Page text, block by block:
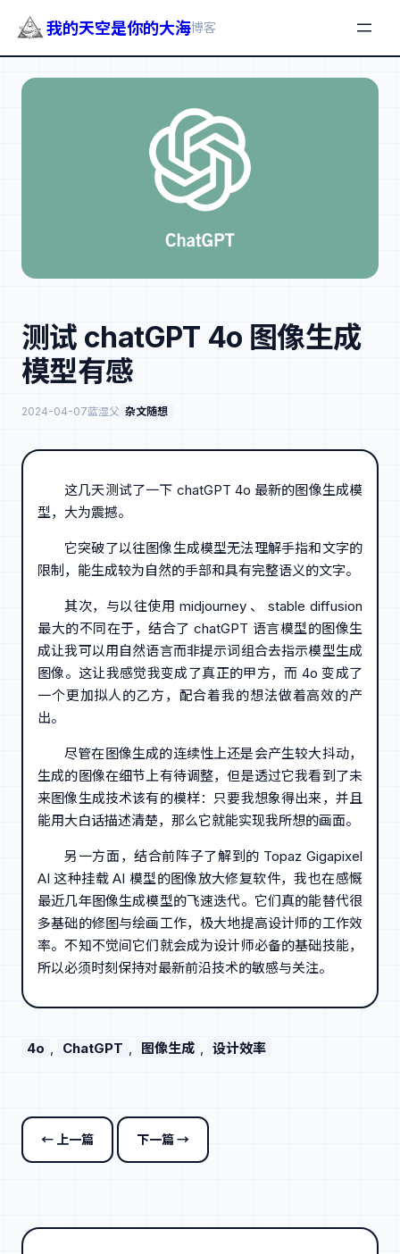
我的天空是你的大海博客
测试 chatGPT 4o 图像生成
模型有感
2024-04-07蓝湿父 杂文随想
这几天测试了一下 chatGPT 4o 最新的图像生成模
型，大为震撼。
它突破了以往图像生成模型无法理解手指和文字的
限制，能生成较为自然的手部和具有完整语义的文字。
其次，与以往使用 midjourney 、 stable diffusion
最大的不同在于，结合了 chatGPT 语言模型的图像生
成让我可以用自然语言而非提示词组合去指示模型生成
图像。这让我感觉我变成了真正的甲方，而 4o 变成了
一个更加拟人的乙方，配合着我的想法做着高效的产
出。
尽管在图像生成的连续性上还是会产生较大抖动，
生成的图像在细节上有待调整，但是透过它我看到了未
来图像生成技术该有的模样：只要我想象得出来，并且
能用大白话描述清楚，那么它就能实现我所想的画面。
另一方面，结合前阵子了解到的 Topaz Gigapixel
AI 这种挂载 AI 模型的图像放大修复软件，我也在感慨
最近几年图像生成模型的飞速迭代。它们真的能替代很
多基础的修图与绘画工作，极大地提高设计师的工作效
率。不知不觉间它们就会成为设计师必备的基础技能，
所以必须时刻保持对最新前沿技术的敏感与关注。
4o , ChatGPT , 图像生成 , 设计效率
← 上一篇 下一篇 →